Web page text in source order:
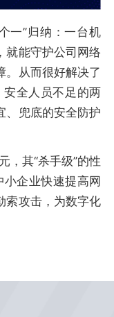
一”归纳：一台机
就能守护公司网络
。从而很好解决了
全人员不足的两
、兜底的安全防护
其“杀手级”的性
企业快速提高网
索攻击，为数字化